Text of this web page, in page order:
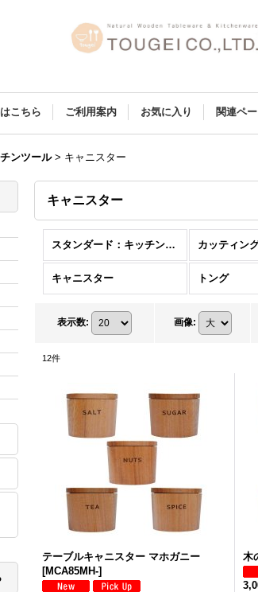
こちら ご利用案内 お気に入り 関連ペ
ンツール > キャニスター
キャニスター
スタンダード：キッチンツール (全商品) カッティン
キャニスター トング
表示数: 画像:
12件
テーブルキャニスター マホガニー
[MCA85MH-]
木